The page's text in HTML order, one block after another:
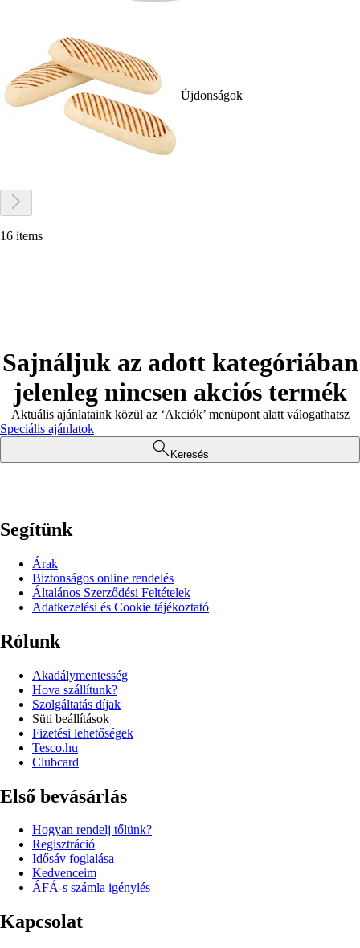
Újdonságok
16 items
Sajnáljuk az adott kategóriában
jelenleg nincsen akciós termék
Aktuális ajánlataink közül az ‘Akciók’ menüpont alatt válogathatsz
Speciális ajánlatok
Keresés
Segítünk
Árak
Biztonságos online rendelés
Általános Szerződési Feltételek
Adatkezelési és Cookie tájékoztató
Rólunk
Akadálymentesség
Hova szállítunk?
Szolgáltatás díjak
Süti beállítások
Fizetési lehetőségek
Tesco.hu
Clubcard
Első bevásárlás
Hogyan rendelj tőlünk?
Regisztráció
Idősáv foglalása
Kedvenceim
ÁFÁ-s számla igénylés
Kapcsolat